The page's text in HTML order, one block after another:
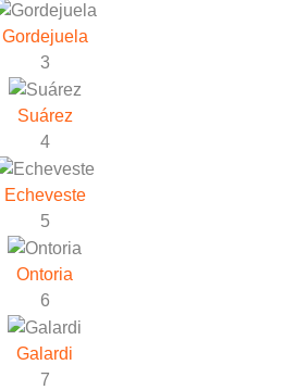
Gordejuela
3
Suárez
4
Echeveste
5
Ontoria
6
Galardi
7